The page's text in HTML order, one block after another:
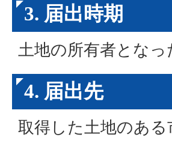
3. 届出時期
土地の所有者となっ
4. 届出先
取得した土地のあ